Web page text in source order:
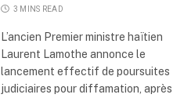
3 MINS READ
L’ancien Premier ministre haïtien
Laurent Lamothe annonce le
lancement effectif de poursuites
judiciaires pour diffamation, après